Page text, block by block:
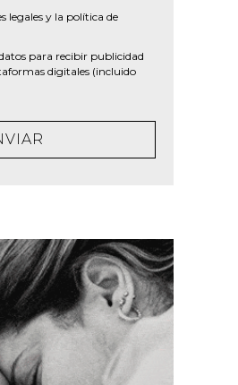
legales y la política de
para recibir publicidad
digitales (incluido